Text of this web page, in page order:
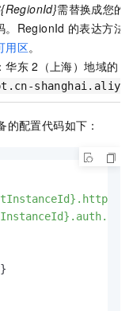
需替换成您的
。RegionId 的表达方法
用区。
华东 2（上海）地域的
配置代码如下：